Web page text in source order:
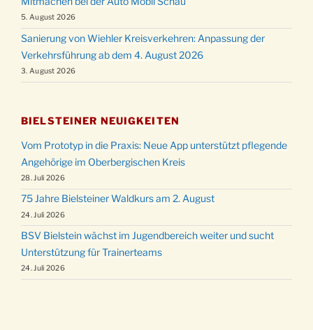
5. August 2026
Sanierung von Wiehler Kreisverkehren: Anpassung der
Verkehrsführung ab dem 4. August 2026
3. August 2026
BIELSTEINER NEUIGKEITEN
Vom Prototyp in die Praxis: Neue App unterstützt pflegende
Angehörige im Oberbergischen Kreis
28. Juli 2026
75 Jahre Bielsteiner Waldkurs am 2. August
24. Juli 2026
BSV Bielstein wächst im Jugendbereich weiter und sucht
Unterstützung für Trainerteams
24. Juli 2026